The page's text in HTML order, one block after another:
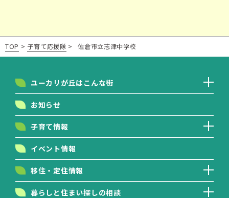
TOP > 子育て応援隊 > 佐倉市立志津中学校
ユーカリが丘はこんな街
お知らせ
子育て情報
イベント情報
移住・定住情報
暮らしと住まい探しの相談